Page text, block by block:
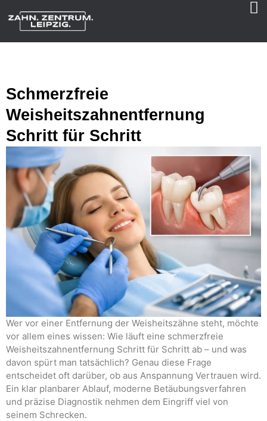
Schmerzfreie
Weisheitszahnentfernung
Schritt für Schritt
Wer vor einer Entfernung der Weisheitszähne steht, möchte
vor allem eines wissen: Wie läuft eine schmerzfreie
Weisheitszahnentfernung Schritt für Schritt ab – und was
davon spürt man tatsächlich? Genau diese Frage
entscheidet oft darüber, ob aus Anspannung Vertrauen wird.
Ein klar planbarer Ablauf, moderne Betäubungsverfahren
und präzise Diagnostik nehmen dem Eingriff viel von
seinem Schrecken.